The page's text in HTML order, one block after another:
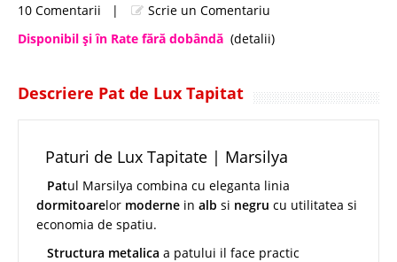
10 Comentarii |
Scrie un Comentariu
Disponibil şi în Rate fără dobândă (detalii)
Descriere Pat de Lux Tapitat
Paturi de Lux Tapitate | Marsilya
Patul Marsilya combina cu eleganta linia
dormitoarelor moderne in alb si negru cu utilitatea si
economia de spatiu.
Structura metalica a patului il face practic